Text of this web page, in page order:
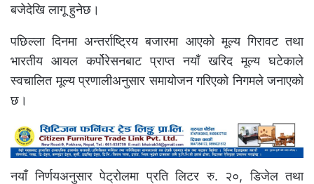
बजेदेखि लागू हुनेछ।
पछिल्ला दिनमा अन्तर्राष्ट्रिय बजारमा आएको मूल्य गिरावट तथा
भारतीय आयल कर्पोरेसनबाट प्राप्त नयाँ खरिद मूल्य घटेकाले
स्वचालित मूल्य प्रणालीअनुसार समायोजन गरिएको निगमले जनाएको
छ।
नयाँ निर्णयअनुसार पेट्रोलमा प्रति लिटर रु. २०, डिजेल तथा